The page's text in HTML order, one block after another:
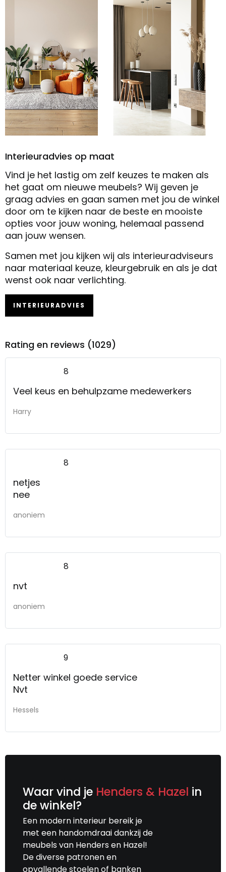
Interieuradvies op maat
Vind je het lastig om zelf keuzes te maken als
het gaat om nieuwe meubels? Wij geven je
graag advies en gaan samen met jou de winkel
door om te kijken naar de beste en mooiste
opties voor jouw woning, helemaal passend
aan jouw wensen.
Samen met jou kijken wij als interieuradviseurs
naar materiaal keuze, kleurgebruik en als je dat
wenst ook naar verlichting.
INTERIEURADVIES
Rating en reviews (1029)
8
Veel keus en behulpzame medewerkers
Harry
8
netjes
nee
anoniem
8
nvt
anoniem
9
Netter winkel goede service
Nvt
Hessels
Waar vind je Henders & Hazel in
de winkel?
Een modern interieur bereik je
met een handomdraai dankzij de
meubels van Henders en Hazel!
De diverse patronen en
opvallende stoelen of banken